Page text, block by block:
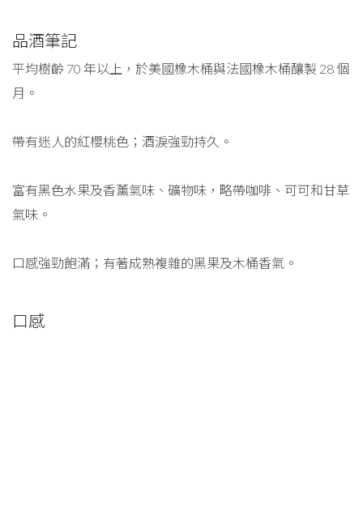
品酒筆記
平均樹齡 70 年以上，於美國橡木桶與法國橡木桶釀製 28 個
月。
帶有迷人的紅櫻桃色；酒淚強勁持久。
富有黑色水果及香薰氣味、礦物味，略帶咖啡、可可和甘草
氣味。
口感強勁飽滿；有著成熟複雜的黑果及木桶香氣。
口感